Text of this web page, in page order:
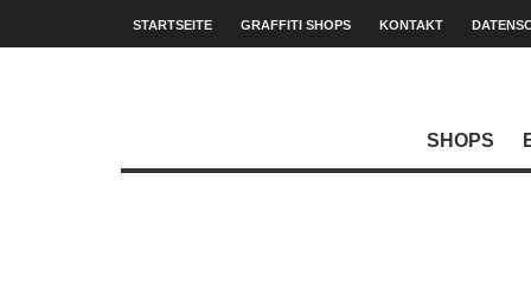
STARTSEITE GRAFFITI SHOPS KONTAKT
SHOPS